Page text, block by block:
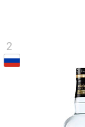
2